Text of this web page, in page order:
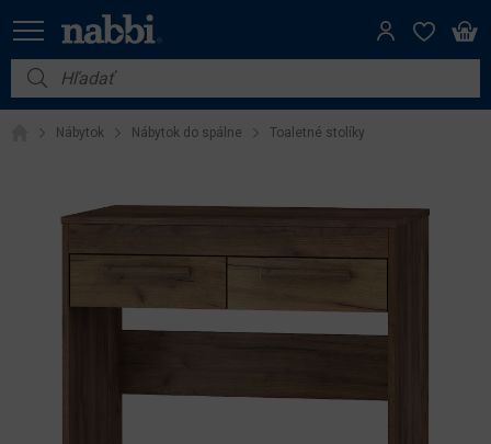
Nábytok
Vybavenie do domácnosti
Nábytok Nábytok do spálne Toaletné stolíky